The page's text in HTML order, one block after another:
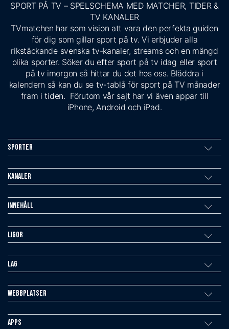
SPORT PÅ TV – SPELSCHEMA MED MATCHER, TIDER &
TV KANALER
TVmatchen har som vision att vara den perfekta guiden
för dig som gillar sport på tv. Vi erbjuder alla
rikstäckande svenska tv-kanaler, streams och en mängd
olika sporter. Söker du efter sport på tv idag eller sport
på tv imorgon så hittar du det hos oss. Bläddra i
kalendern så kan du se tv-tablå för sport på TV månader
fram i tiden. Förutom vår sajt har vi även appar till
iPhone, Android och iPad.
Sporter
Kanaler
Innehåll
Ligor
Lag
Webbplatser
Apps